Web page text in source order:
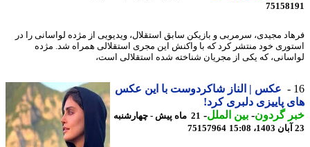
مجیدی، سرمربی و بازیکن سابق استقلال، ویدیویی از مژده لواسانی را در
خود منتشر کرد که با واکنش این مجری استقلالی همراه شد. مژده
که یکی از مجریان شناخته شده استقلالی است،
عکس | الناز شاکردوست با این عکس
پاییزی دلبری کرد!
گردون-بین الملل-
21 ماه پیش - چهارشنبه
75157964